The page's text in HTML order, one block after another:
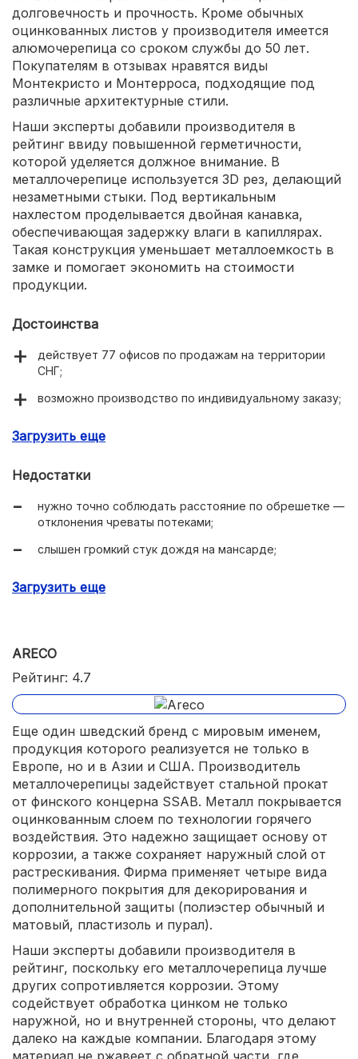
долговечность и прочность. Кроме обычных
оцинкованных листов у производителя имеется
алюмочерепица со сроком службы до 50 лет.
Покупателям в отзывах нравятся виды
Монтекристо и Монтерроса, подходящие под
различные архитектурные стили.
Наши эксперты добавили производителя в
рейтинг ввиду повышенной герметичности,
которой уделяется должное внимание. В
металлочерепице используется 3D рез, делающий
незаметными стыки. Под вертикальным
нахлестом проделывается двойная канавка,
обеспечивающая задержку влаги в капиллярах.
Такая конструкция уменьшает металлоемкость в
замке и помогает экономить на стоимости
продукции.
Достоинства
действует 77 офисов по продажам на территории
СНГ;
возможно производство по индивидуальному заказу;
Загрузить еще
Недостатки
нужно точно соблюдать расстояние по обрешетке —
отклонения чреваты потеками;
слышен громкий стук дождя на мансарде;
Загрузить еще
ARECO
Рейтинг: 4.7
Еще один шведский бренд с мировым именем,
продукция которого реализуется не только в
Европе, но и в Азии и США. Производитель
металлочерепицы задействует стальной прокат
от финского концерна SSAB. Металл покрывается
оцинкованным слоем по технологии горячего
воздействия. Это надежно защищает основу от
коррозии, а также сохраняет наружный слой от
растрескивания. Фирма применяет четыре вида
полимерного покрытия для декорирования и
дополнительной защиты (полиэстер обычный и
матовый, пластизоль и пурал).
Наши эксперты добавили производителя в
рейтинг, поскольку его металлочерепица лучше
других сопротивляется коррозии. Этому
содействует обработка цинком не только
наружной, но и внутренней стороны, что делают
далеко на каждые компании. Благодаря этому